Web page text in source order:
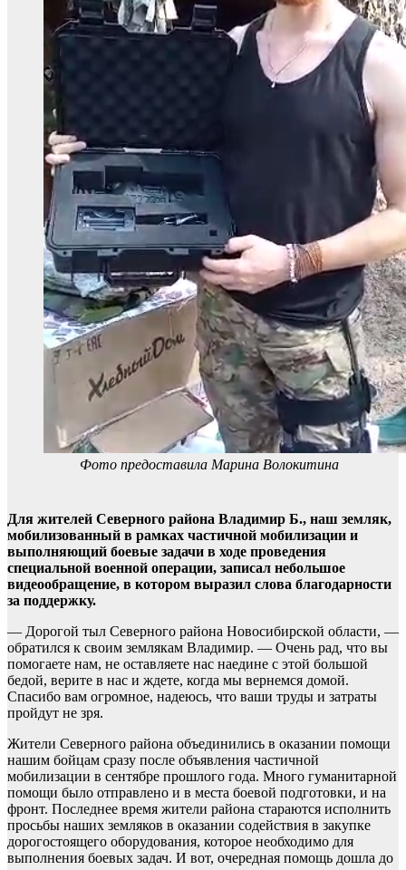
Фото предоставила Марина Волокитина
Для жителей Северного района Владимир Б., наш земляк,
мобилизованный в рамках частичной мобилизации и
выполняющий боевые задачи в ходе проведения
специальной военной операции, записал небольшое
видеообращение, в котором выразил слова благодарности
за поддержку.
— Дорогой тыл Северного района Новосибирской области, —
обратился к своим землякам Владимир. — Очень рад, что вы
помогаете нам, не оставляете нас наедине с этой большой
бедой, верите в нас и ждете, когда мы вернемся домой.
Спасибо вам огромное, надеюсь, что ваши труды и затраты
пройдут не зря.
Жители Северного района объединились в оказании помощи
нашим бойцам сразу после объявления частичной
мобилизации в сентябре прошлого года. Много гуманитарной
помощи было отправлено и в места боевой подготовки, и на
фронт. Последнее время жители района стараются исполнить
просьбы наших земляков в оказании содействия в закупке
дорогостоящего оборудования, которое необходимо для
выполнения боевых задач. И вот, очередная помощь дошла до